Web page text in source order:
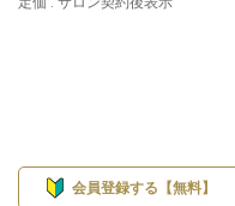
会員登録する【無料】